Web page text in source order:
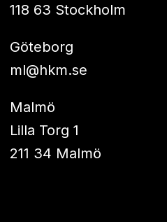
118 63 Stockholm
Göteborg
ml@hkm.se
Malmö
Lilla Torg 1
211 34 Malmö